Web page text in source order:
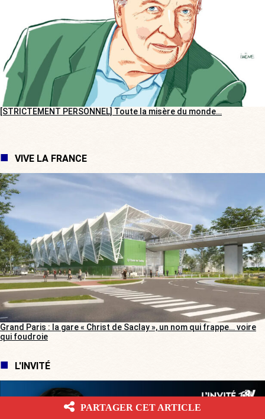
[STRICTEMENT PERSONNEL] Toute la misère du monde…
VIVE LA FRANCE
Grand Paris : la gare « Christ de Saclay », un nom qui frappe… voire
qui foudroie
L'INVITÉ
PARTAGER CET ARTICLE